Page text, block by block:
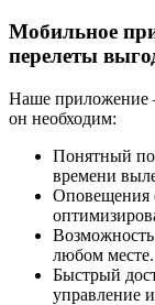
Мобильное
перелеты
Наше приложение
он необходим:
Понятный
времени
Оповещения
любом месте.
Быстрый
управление